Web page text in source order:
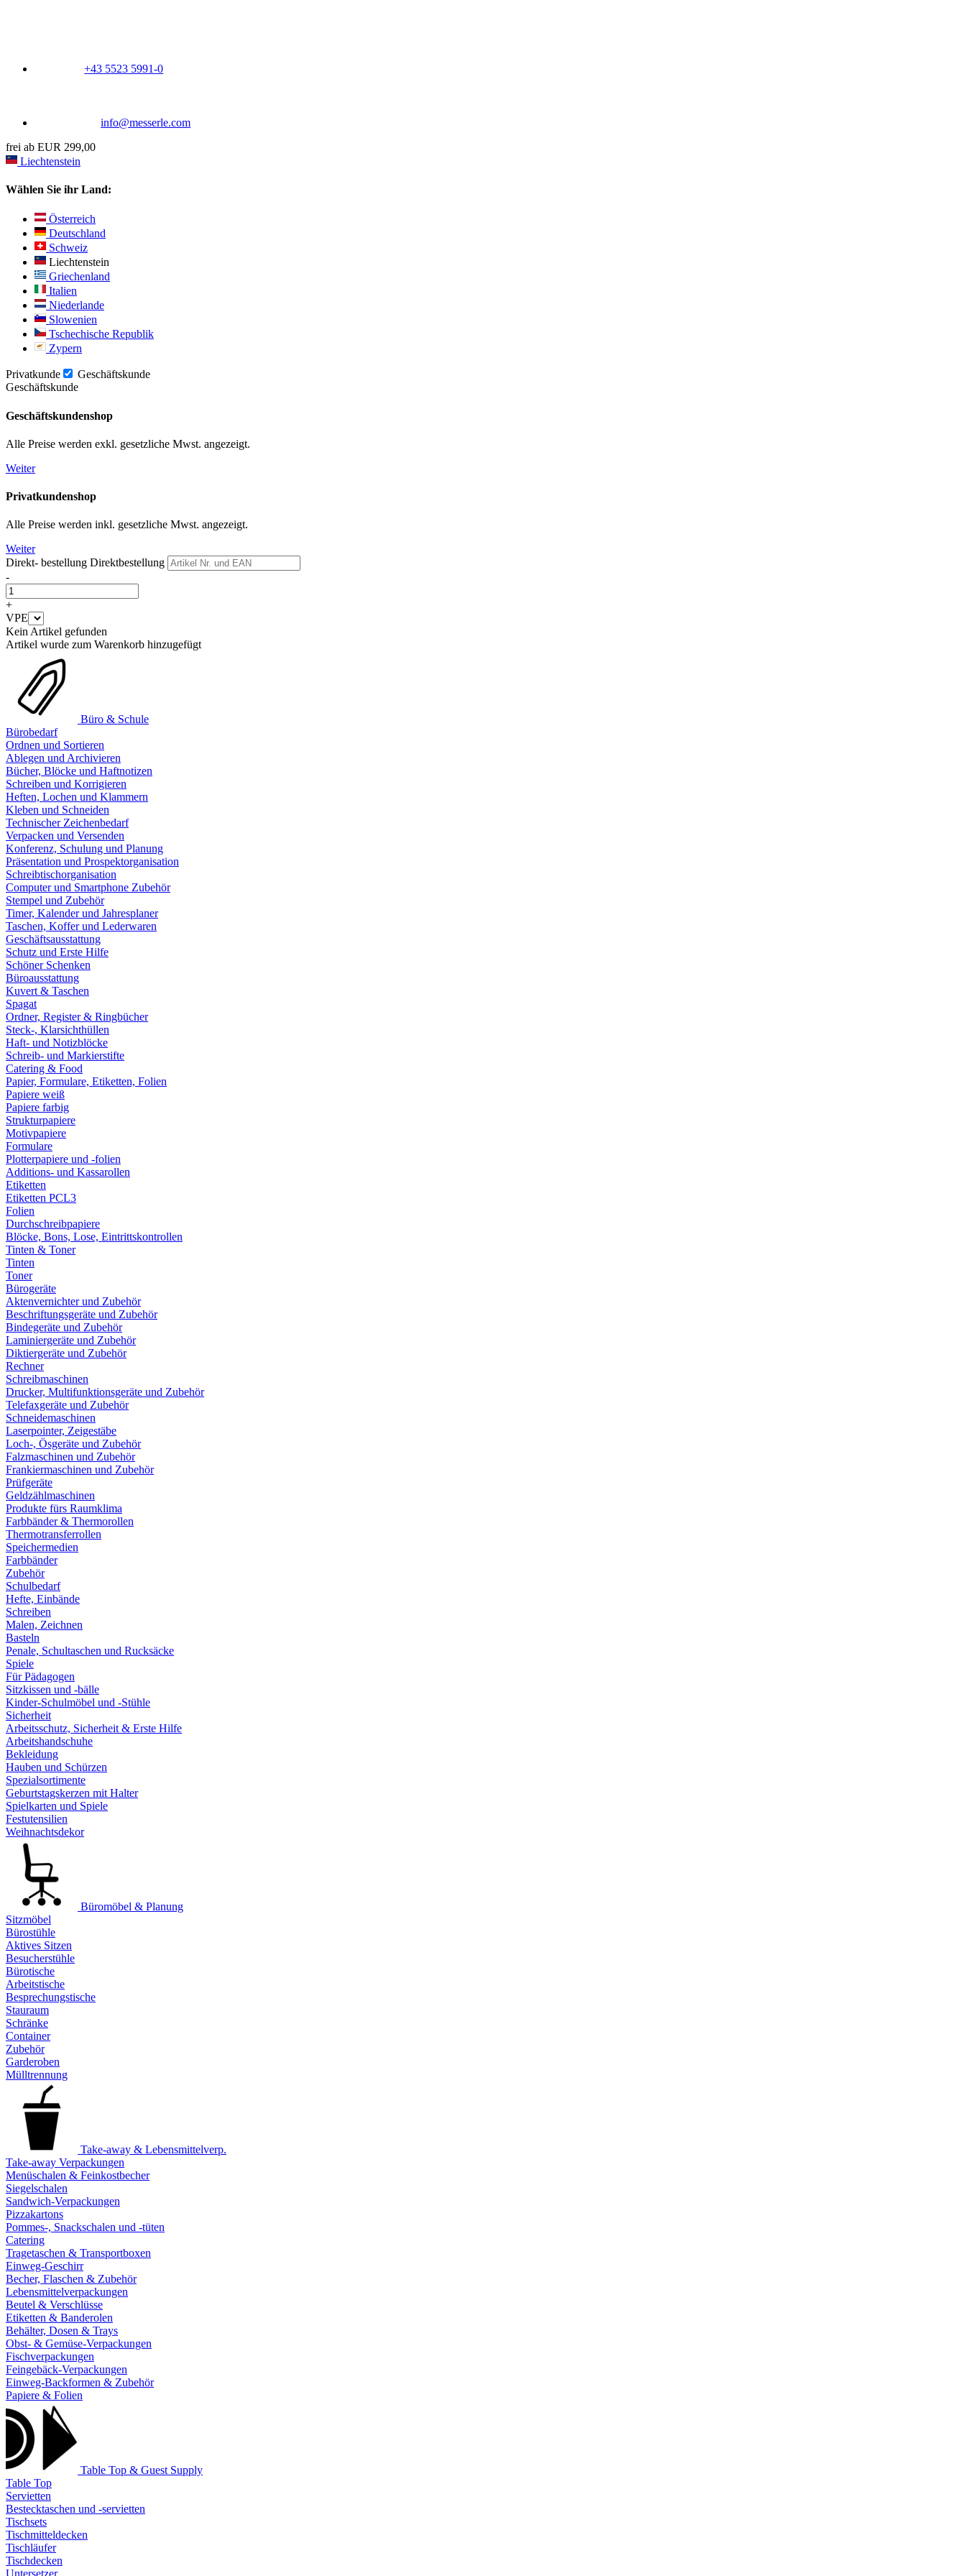
+43 5523 5991-0
info@messerle.com
frei ab EUR 299,00
Liechtenstein
Wählen Sie ihr Land:
Österreich
Deutschland
Schweiz
Liechtenstein
Griechenland
Italien
Niederlande
Slowenien
Tschechische Republik
Zypern
Privatkunde
Geschäftskunde
Geschäftskunde
Geschäftskundenshop
Alle Preise werden exkl. gesetzliche Mwst. angezeigt.
Weiter
Privatkundenshop
Alle Preise werden inkl. gesetzliche Mwst. angezeigt.
Weiter
Direkt- bestellung Direktbestellung
-
+
VPE
Kein Artikel gefunden
Artikel wurde zum Warenkorb hinzugefügt
Büro & Schule
Bürobedarf
Ordnen und Sortieren
Ablegen und Archivieren
Bücher, Blöcke und Haftnotizen
Schreiben und Korrigieren
Heften, Lochen und Klammern
Kleben und Schneiden
Technischer Zeichenbedarf
Verpacken und Versenden
Konferenz, Schulung und Planung
Präsentation und Prospektorganisation
Schreibtischorganisation
Computer und Smartphone Zubehör
Stempel und Zubehör
Timer, Kalender und Jahresplaner
Taschen, Koffer und Lederwaren
Geschäftsausstattung
Schutz und Erste Hilfe
Schöner Schenken
Büroausstattung
Kuvert & Taschen
Spagat
Ordner, Register & Ringbücher
Steck-, Klarsichthüllen
Haft- und Notizblöcke
Schreib- und Markierstifte
Catering & Food
Papier, Formulare, Etiketten, Folien
Papiere weiß
Papiere farbig
Strukturpapiere
Motivpapiere
Formulare
Plotterpapiere und -folien
Additions- und Kassarollen
Etiketten
Etiketten PCL3
Folien
Durchschreibpapiere
Blöcke, Bons, Lose, Eintrittskontrollen
Tinten & Toner
Tinten
Toner
Bürogeräte
Aktenvernichter und Zubehör
Beschriftungsgeräte und Zubehör
Bindegeräte und Zubehör
Laminiergeräte und Zubehör
Diktiergeräte und Zubehör
Rechner
Schreibmaschinen
Drucker, Multifunktionsgeräte und Zubehör
Telefaxgeräte und Zubehör
Schneidemaschinen
Laserpointer, Zeigestäbe
Loch-, Ösgeräte und Zubehör
Falzmaschinen und Zubehör
Frankiermaschinen und Zubehör
Prüfgeräte
Geldzählmaschinen
Produkte fürs Raumklima
Farbbänder & Thermorollen
Thermotransferrollen
Speichermedien
Farbbänder
Zubehör
Schulbedarf
Hefte, Einbände
Schreiben
Malen, Zeichnen
Basteln
Penale, Schultaschen und Rucksäcke
Spiele
Für Pädagogen
Sitzkissen und -bälle
Kinder-Schulmöbel und -Stühle
Sicherheit
Arbeitsschutz, Sicherheit & Erste Hilfe
Arbeitshandschuhe
Bekleidung
Hauben und Schürzen
Spezialsortimente
Geburtstagskerzen mit Halter
Spielkarten und Spiele
Festutensilien
Weihnachtsdekor
Büromöbel & Planung
Sitzmöbel
Bürostühle
Aktives Sitzen
Besucherstühle
Bürotische
Arbeitstische
Besprechungstische
Stauraum
Schränke
Container
Zubehör
Garderoben
Mülltrennung
Take-away & Lebensmittelverp.
Take-away Verpackungen
Menüschalen & Feinkostbecher
Siegelschalen
Sandwich-Verpackungen
Pizzakartons
Pommes-, Snackschalen und -tüten
Catering
Tragetaschen & Transportboxen
Einweg-Geschirr
Becher, Flaschen & Zubehör
Lebensmittelverpackungen
Beutel & Verschlüsse
Etiketten & Banderolen
Behälter, Dosen & Trays
Obst- & Gemüse-Verpackungen
Fischverpackungen
Feingebäck-Verpackungen
Einweg-Backformen & Zubehör
Papiere & Folien
Table Top & Guest Supply
Table Top
Servietten
Bestecktaschen und -servietten
Tischsets
Tischmitteldecken
Tischläufer
Tischdecken